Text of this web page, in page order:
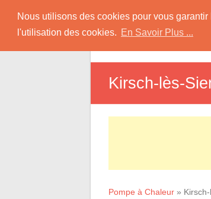
Nous utilisons des cookies pour vous
l'utilisation des cookies. En Savoir Plus ...
content
Pompe à
Informations sur les
Kirsch-lès-
Pompe à Chaleur »